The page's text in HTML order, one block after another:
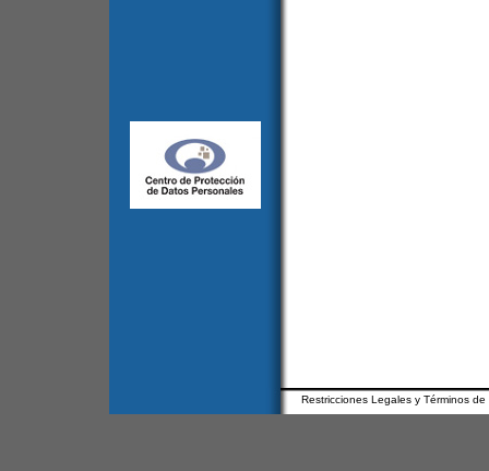
Restricciones Legales y Términos de